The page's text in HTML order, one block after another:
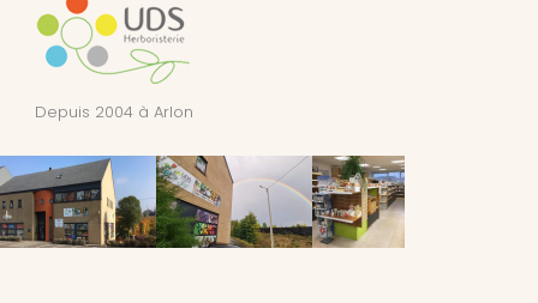
Depuis 2004 à Arlon